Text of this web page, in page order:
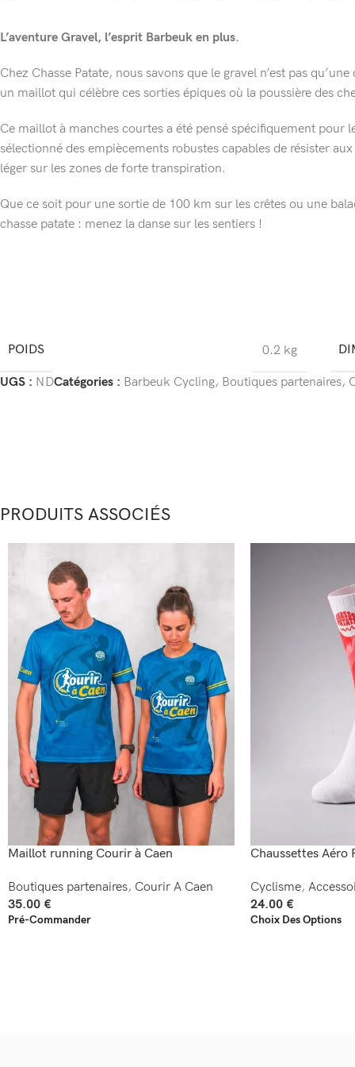
L’aventure Gravel, l’esprit Barbeuk en plus.
Chez Chasse Patate, nous savons que le gravel n’est pas
un maillot qui célèbre ces sorties épiques où la poussière des
Ce maillot à manches courtes a été pensé spécifiquement
sélectionné des empiècements robustes capables de résister
léger sur les zones de forte transpiration.
Que ce soit pour une sortie de 100 km sur les crêtes ou une
chasse patate : menez la danse sur les sentiers !
POIDS 0.2 kg
UGS : NDCatégories : Barbeuk Cycling, Boutiques partenaires,
PRODUITS ASSOCIÉS
Maillot running Courir à Caen
Boutiques partenaires, Courir A Caen
35.00 €
Pré-Commander
Chaussettes Aéro
Cyclisme,
24.00 €
Choix Des Options